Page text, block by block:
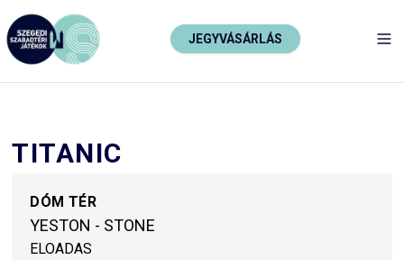
JEGYVÁSÁRLÁS
TITANIC
DÓM TÉR
YESTON - STONE
ELOADAS